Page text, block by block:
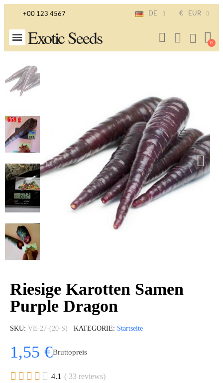
+00 123 4567 DE € EUR
Exotic Seeds
Riesige Karotten Samen
Purple Dragon
SKU VE-27-(20-S) KATEGORIE Startseite
1,55 €Bruttopreis
     4.1 ( 33 reviews)